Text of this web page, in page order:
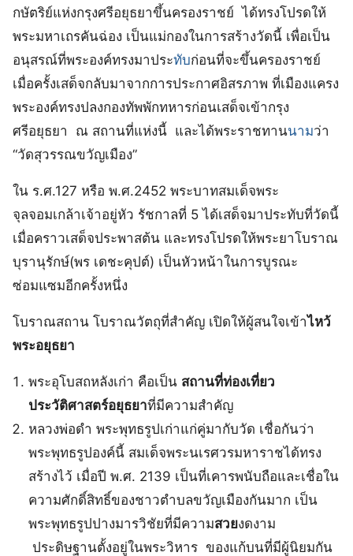
กษัตริย์แห่งกรุงศรีอยุธยาขึ้นครองราชย์ ได้ทรงโปรดให้
พระมหาเถรคันฉ่อง เป็นแม่กองในการสร้างวัดนี้ เพื่อเป็น
อนุสรณ์ที่พระองค์ทรงมาประทับก่อนที่จะขึ้นครองราชย์
เมื่อครั้งเสด็จกลับมาจากการประกาศอิสรภาพ ที่เมืองแครง
พระองค์ทรงปลงกองทัพพักทหารก่อนเสด็จเข้ากรุง
ศรีอยุธยา ณ สถานที่แห่งนี้ และได้พระราชทานนามว่า
“วัดสุวรรณขวัญเมือง”
ใน ร.ศ.127 หรือ พ.ศ.2452 พระบาทสมเด็จพระ
จุลจอมเกล้าเจ้าอยู่หัว รัชกาลที่ 5 ได้เสด็จมาประทับที่วัดนี้
เมื่อคราวเสด็จประพาสต้น และทรงโปรดให้พระยาโบราณ
บุรานุรักษ์(พร เดชะคุปต์) เป็นหัวหน้าในการบูรณะ
ซ่อมแซมอีกครั้งหนึ่ง
โบราณสถาน โบราณวัตถุที่สำคัญ เปิดให้ผู้สนใจเข้าไหว้
พระอยุธยา
พระอุโบสถหลังเก่า คือเป็น สถานที่ท่องเที่ยว
ประวัติศาสตร์อยุธยาที่มีความสำคัญ
หลวงพ่อดำ พระพุทธรูปเก่าแก่คู่มากับวัด เชื่อกันว่า
พระพุทธรูปองค์นี้ สมเด็จพระนเรศวรมหาราชได้ทรง
สร้างไว้ เมื่อปี พ.ศ. 2139 เป็นที่เคารพนับถือและเชื่อใน
ความศักดิ์สิทธิ์ของชาวตำบลขวัญเมืองกันมาก เป็น
พระพุทธรูปปางมารวิชัยที่มีความสวยงดงาม
ประดิษฐานตั้งอยู่ในพระวิหาร ของแก้บนที่มีผู้นิยมกัน